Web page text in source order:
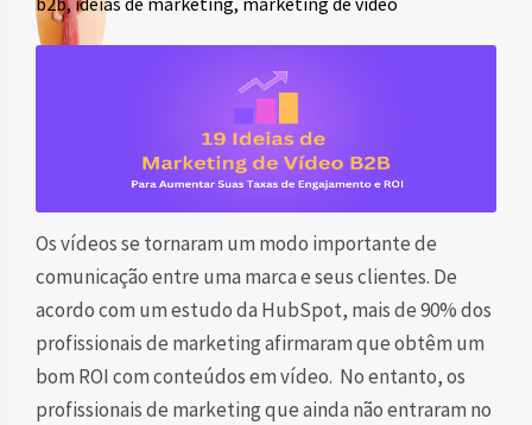
Os vídeos se tornaram um modo importante de
comunicação entre uma marca e seus clientes. De
acordo com um estudo da HubSpot, mais de 90% dos
profissionais de marketing afirmaram que obtêm um
bom ROI com conteúdos em vídeo. No entanto, os
profissionais de marketing que ainda não entraram no